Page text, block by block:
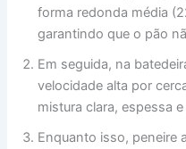
forma redonda média
garantindo que o pão
Em seguida, na
velocidade alta por
mistura clara, espessa
Enquanto isso, peneire